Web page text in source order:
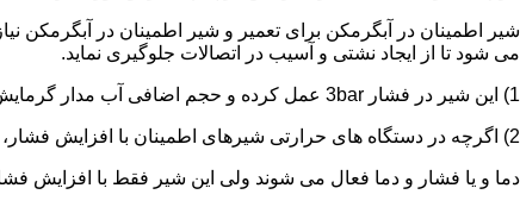
شیر اطمینان در آبگرمکن برای تعمیر و شیر اطمینان در آبگرمکن
می شود تا از ایجاد نشتی و آسیب در اتصالات جلوگیری نماید.
1) این شیر در فشار 3bar عمل کرده و حجم اضافی آب مدار گرمایش را تخلیه می کند.
2) اگرچه در دستگاه های حرارتی شیرهای اطمینان با افزایش فشار،
دما و یا فشار و دما فعال می شوند ولی این شیر فقط با افزایش